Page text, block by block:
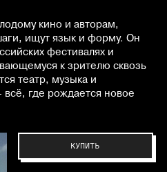
кино и авторам,
ищут язык и форму. Он
фестивалях и
к зрителю сквозь
театр, музыка и
где рождается новое
КУПИТЬ